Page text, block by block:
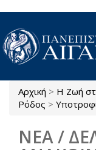
Παράκαμψη προς το
Είστε εδώ
Αρχική > Η Ζωή
Ρόδος >
ΝΕΑ /